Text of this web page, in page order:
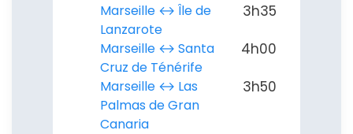
Marseille ↔︎ Île de
Lanzarote
3h35
Marseille ↔︎ Santa
Cruz de Ténérife
4h00
Marseille ↔︎ Las
Palmas de Gran
Canaria
3h50